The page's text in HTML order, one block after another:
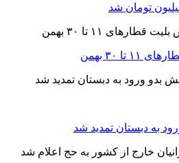
۳۰ بهمن
به دبستان تمدید شد